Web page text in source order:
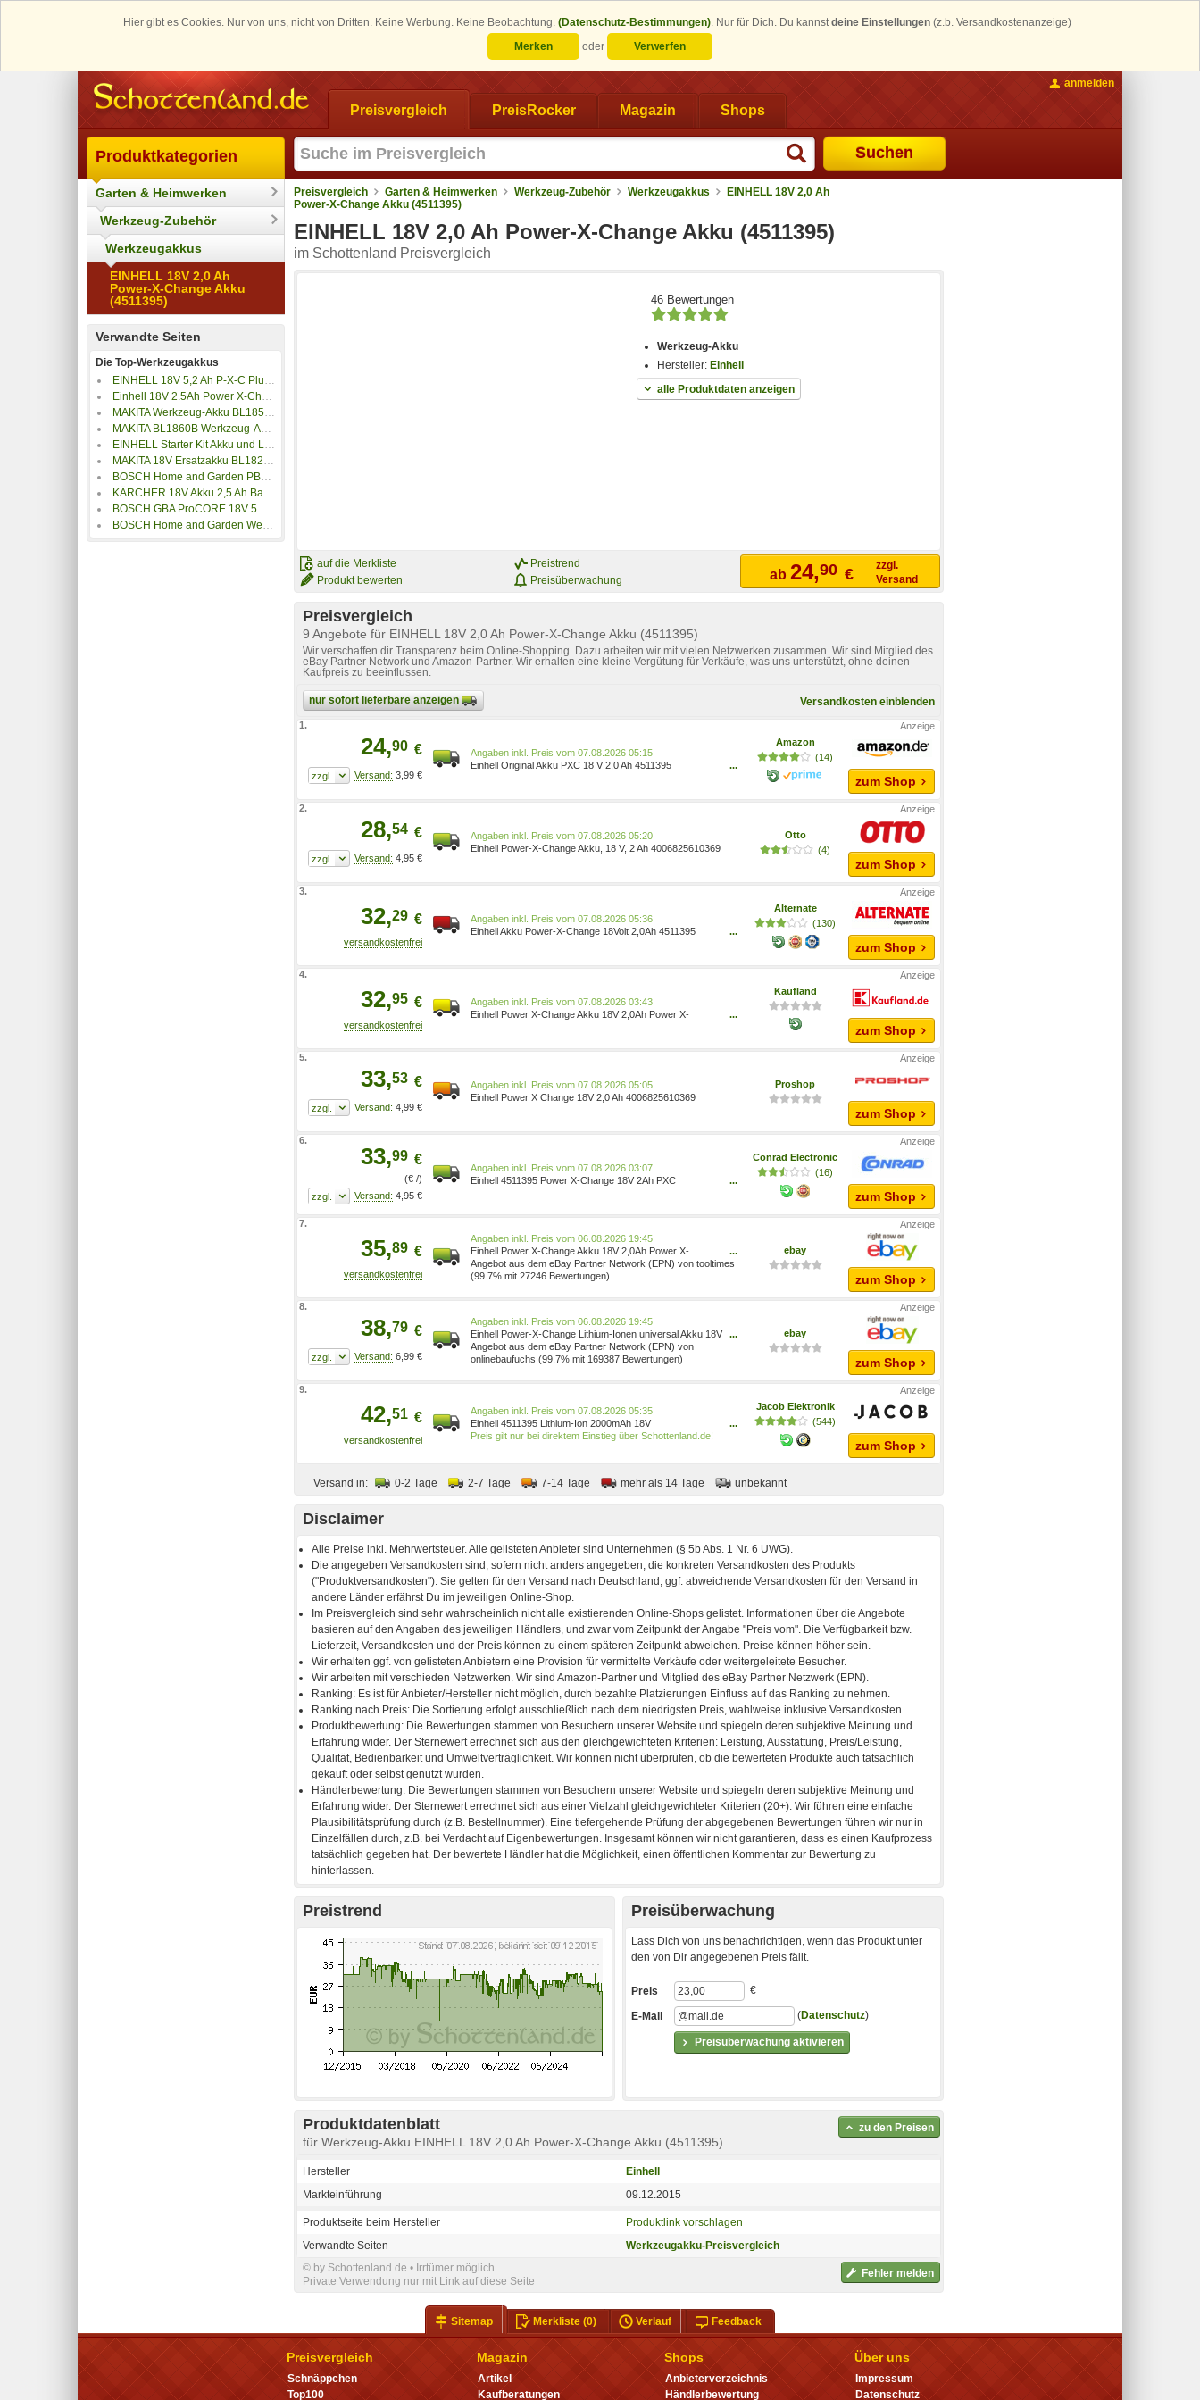
Hier gibt es Cookies. Nur von uns, nicht von Dritten. Keine Werbung. Keine Beobachtung. (Datenschutz-Bestimmungen). Nur für Dich. Du kannstdeine Einstellungen (z.b. Versandkostenanzeige)
Merken
oder Verwerfen
Preisvergleich PreisRocker Magazin Shops
Suchen
anmelden
Produktkategorien
Garten & Heimwerken
Werkzeug-Zubehör
Werkzeugakkus
EINHELL 18V 2,0 Ah
Power-X-Change Akku
(4511395)
Verwandte Seiten
Die Top-Werkzeugakkus
EINHELL 18V 5,2 Ah P-X-C Plus Akku
Einhell 18V 2.5Ah Power X-Change Akku
MAKITA Werkzeug-Akku BL1850B 18 V 5 Ah Li-Ion
MAKITA BL1860B Werkzeug-Akku 18V, 6.0Ah, Li-Ionen, bulk
EINHELL Starter Kit Akku und Ladegerät, 18V 4,0Ah Power X-Change
MAKITA 18V Ersatzakku BL1820B mit 2,0 Ah
BOSCH Home and Garden PBA Werkzeug-Akku 18V 6Ah Li-Ion
KÄRCHER 18V Akku 2,5 Ah Battery Power 18/25 24450340
BOSCH GBA ProCORE 18V 5.5 Ah Akku mAh 18 V
BOSCH Home and Garden Werkzeug-Akku PBA 12V 2.5Ah 12V 2.5Ah Li-Ion
Preisvergleich Garten & Heimwerken Werkzeug-Zubehör Werkzeugakkus
EINHELL 18V 2,0 Ah
Power-X-Change Akku (4511395)
EINHELL 18V 2,0 Ah Power-X-Change Akku (4511395)
im Schottenland Preisvergleich
46 Bewertungen
Werkzeug-Akku
Hersteller: Einhell
alle Produktdaten anzeigen
auf die Merkliste
Produkt bewerten
Preistrend
Preisüberwachung
ab 24,90 €
zzgl.
Versand
Preisvergleich
9 Angebote für EINHELL 18V 2,0 Ah Power-X-Change Akku (4511395)
Wir verschaffen dir Transparenz beim Online-Shopping. Dazu arbeiten wir mit vielen Netzwerken zusammen. Wir sind Mitglied des
eBay Partner Network und Amazon-Partner. Wir erhalten eine kleine Vergütung für Verkäufe, was uns unterstützt, ohne deinen
Kaufpreis zu beeinflussen.
nur sofort lieferbare anzeigen Versandkosten einblenden
1.
24,90 €
3,99 €
Preis vom 07.08.2026 05:15
Einhell Original Akku PXC 18 V 2,0 Ah 4511395
...
Amazon
(14)
zum Shop
2.
28,54 €
4,95 €
Preis vom 07.08.2026 05:20
Einhell Power-X-Change Akku, 18 V, 2 Ah 4006825610369
Otto
(4)
zum Shop
3.
32,29 €
Preis vom 07.08.2026 05:36
Einhell Akku Power-X-Change 18Volt 2,0Ah 4511395
...
Alternate
(130)
zum Shop
4.
32,95 €
Preis vom 07.08.2026 03:43
Einhell Power X-Change Akku 18V 2,0Ah Power X-
...
Kaufland
zum Shop
5.
33,53 €
4,99 €
Preis vom 07.08.2026 05:05
Einhell Power X Change 18V 2,0 Ah 4006825610369
Proshop
zum Shop
6.
33,99 €
(€ /)
4,95 €
Preis vom 07.08.2026 03:07
Einhell 4511395 Power X-Change 18V 2Ah PXC
...
Conrad Electronic
(16)
zum Shop
7.
35,89 €
Preis vom 06.08.2026 19:45
Einhell Power X-Change Akku 18V 2,0Ah Power X-
Change 4511395
...
Angebot aus dem eBay Partner Network (EPN) von tooltimes
(99.7% mit 27246 Bewertungen)
ebay
zum Shop
8.
38,79 €
6,99 €
Preis vom 06.08.2026 19:45
Einhell Power-X-Change Lithium-Ionen universal Akku 18V
2,0 Ah 4511395
...
Angebot aus dem eBay Partner Network (EPN) von
onlinebaufuchs (99.7% mit 169387 Bewertungen)
ebay
zum Shop
9.
42,51 €
Preis vom 07.08.2026 05:35
Einhell 4511395 Lithium-Ion 2000mAh 18V
Wiederaufladbare Batterie (4511395)
...
Preis gilt nur bei direktem Einstieg über Schottenland.de!
Jacob Elektronik
(544)
zum Shop
Versand in: 0-2 Tage 2-7 Tage 7-14 Tage mehr als 14 Tage unbekannt
Disclaimer
Preistrend Preisüberwachung
Lass Dich von uns benachrichtigen, wenn das Produkt unter
den von Dir angegebenen Preis fällt.
Preisüberwachung aktivieren
Preis €
E-Mail (Datenschutz)
Produktdatenblatt
für Werkzeug-Akku EINHELL 18V 2,0 Ah Power-X-Change Akku (4511395)
zu den Preisen
Hersteller
Einhell
Markteinführung
09.12.2015
Produktseite beim Hersteller
Produktlink vorschlagen
Verwandte Seiten
Werkzeugakku-Preisvergleich
Fehler melden
© by Schottenland.de • Irrtümer möglich
Private Verwendung nur mit Link auf diese Seite
Sitemap Merkliste(0) Verlauf Feedback
Preisvergleich
Schnäppchen
Top100
Magazin
Artikel
Kaufberatungen
Shops
Anbieterverzeichnis
Händlerbewertung
Über uns
Impressum
Datenschutz